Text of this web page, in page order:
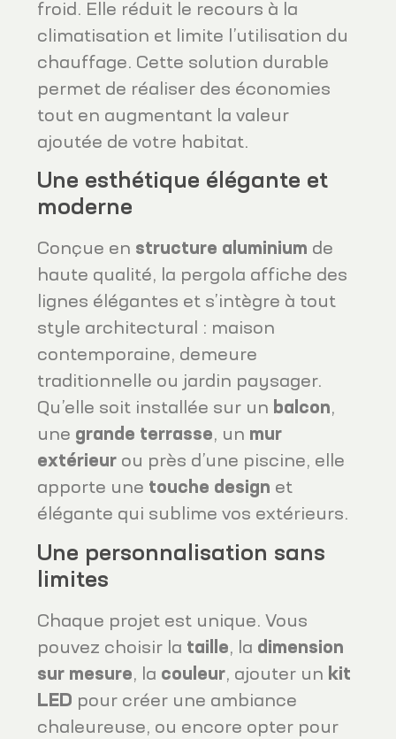
froid. Elle réduit le recours à la
climatisation et limite l’utilisation du
chauffage. Cette solution durable
permet de réaliser des économies
tout en augmentant la valeur
ajoutée de votre habitat.
Une esthétique élégante et
moderne
Conçue en structure aluminium de
haute qualité, la pergola affiche des
lignes élégantes et s’intègre à tout
style architectural : maison
contemporaine, demeure
traditionnelle ou jardin paysager.
Qu’elle soit installée sur un balcon,
une grande terrasse, un mur
extérieur ou près d’une piscine, elle
apporte une touche design et
élégante qui sublime vos extérieurs.
Une personnalisation sans
limites
Chaque projet est unique. Vous
pouvez choisir la taille, la dimension
sur mesure, la couleur, ajouter un kit
LED pour créer une ambiance
chaleureuse, ou encore opter pour